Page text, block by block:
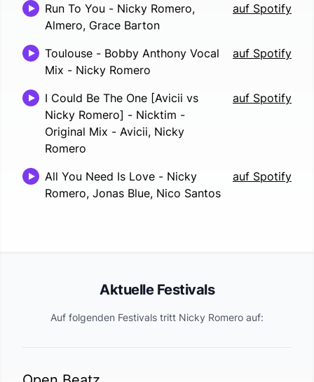
Run To You - Nicky Romero,
Almero, Grace Barton
auf Spotify
Toulouse - Bobby Anthony Vocal
Mix - Nicky Romero
auf Spotify
I Could Be The One [Avicii vs
Nicky Romero] - Nicktim -
Original Mix - Avicii, Nicky
Romero
auf Spotify
All You Need Is Love - Nicky
Romero, Jonas Blue, Nico Santos
auf Spotify
Aktuelle Festivals
Auf folgenden Festivals tritt Nicky Romero auf: